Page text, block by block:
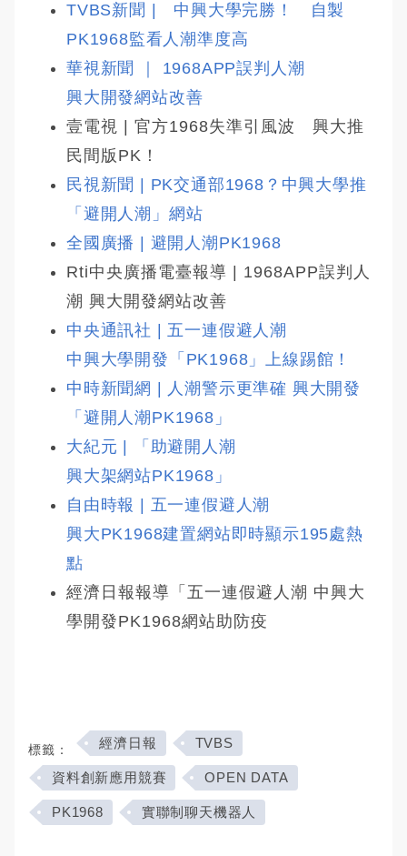
TVBS新聞 |　中興大學完勝！　自製
PK1968監看人潮準度高
華視新聞 ｜ 1968APP誤判人潮
興大開發網站改善
壹電視 | 官方1968失準引風波 興大推
民間版PK！
民視新聞 | PK交通部1968？中興大學推
「避開人潮」網站
全國廣播 | 避開人潮PK1968
Rti中央廣播電臺報導 | 1968APP誤判人
潮 興大開發網站改善
中央通訊社 | 五一連假避人潮
中興大學開發「PK1968」上線踢館！
中時新聞網 | 人潮警示更準確 興大開發
「避開人潮PK1968」
大紀元 | 「助避開人潮
興大架網站PK1968」
自由時報 | 五一連假避人潮
興大PK1968建置網站即時顯示195處熱
點
經濟日報報導「五一連假避人潮 中興大
學開發PK1968網站助防疫
標籤： 經濟日報 TVBS
資料創新應用競賽 OPEN DATA
PK1968 實聯制聊天機器人